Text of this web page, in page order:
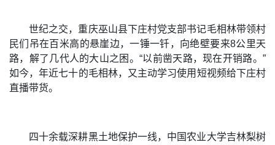
世纪之交，重庆巫山县下庄村党支部书记毛相林带领村
民们吊在百米高的悬崖边，一锤一钎，向绝壁要来8公里天
路，解了几代人的大山之困。“以前凿天路，现在开销路。”
如今，年近七十的毛相林，又主动学习使用短视频给下庄村
直播带货。
四十余载深耕黑土地保护一线，中国农业大学吉林梨树